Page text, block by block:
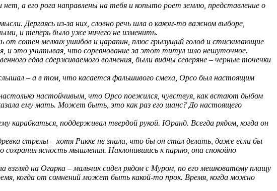
а его рога направлены на тебя и копыто роет землю, представление о
Дергаясь из-за них, словно речь шла о каком-то важном выборе,
и теперь было уже ничего не изменить.
от сотен мелких ушибов и царапин, плюс грызущий голод и стискивающие
и это учитывая, что соревнование за этот титул шло нешуточное.
едва сдерживаемого волнения, были видны северяне – черные точечки
– а в том, что касается фальшивого смеха, Орсо был настоящим
настойчивым, что Орсо поежился, чувствуя, как встают дыбом
ему мать. Может быть, это как раз его шанс? До настоящего
карабкаться, поддерживал твердой рукой. Юранд. Всегда рядом, когда он
стрелы – хотя Рикке не знала, что бы он стал делать, даже если бы
ясность мышления. Наклонившись к парню, она спокойно
взгляд на Огарка – мальчик сидел рядом с Муром, по его мешковатому плащу
когда от сомнений может быть какой-то прок. Время, когда можно